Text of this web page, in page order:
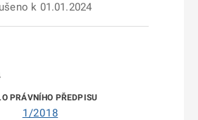
k 01.01.2024
1/2018